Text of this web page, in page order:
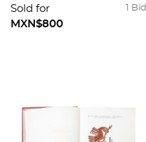
PUBLICIDAD Y
PROPAGANDA, 1937.
1 Bid
Sold for
MXN$800